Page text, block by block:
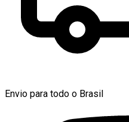
Envio para todo o Brasil